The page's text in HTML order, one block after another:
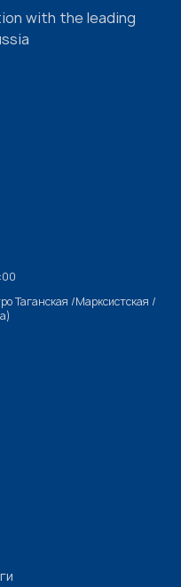
with the leading
Таганская /Марксистская /